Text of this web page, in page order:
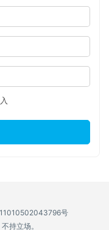
号
持立场。